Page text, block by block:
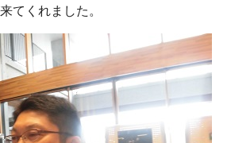
てくれました。